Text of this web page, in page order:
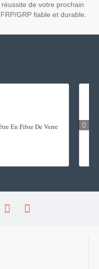
de votre prochain
GRP fiable et durable.
En Fibre De Verre